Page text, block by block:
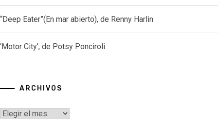
“Deep Eater”(En mar abierto), de Renny Harlin
‘Motor City’, de Potsy Ponciroli
ARCHIVOS
Archivos